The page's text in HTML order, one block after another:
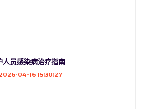
人员感染病治疗指南
04-16 15:30:27